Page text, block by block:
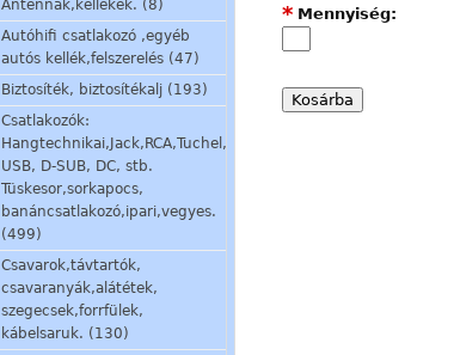
Antennák,kellékek. (8)
Autóhifi csatlakozó ,egyéb
autós kellék,felszerelés (47)
Biztosíték, biztosítékalj (193)
Csatlakozók:
Hangtechnikai,Jack,RCA,Tuchel,
USB, D-SUB, DC, stb.
Tüskesor,sorkapocs,
banáncsatlakozó,ipari,vegyes.
(499)
Csavarok,távtartók,
csavaranyák,alátétek,
szegecsek,forrfülek,
kábelsaruk. (130)
Mennyiség:
*